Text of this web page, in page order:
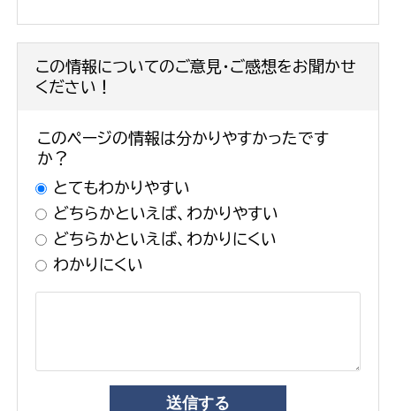
この情報についてのご意見・ご感想をお聞かせ
ください！
このページの情報は分かりやすかったです
か？
とてもわかりやすい
どちらかといえば、わかりやすい
どちらかといえば、わかりにくい
わかりにくい